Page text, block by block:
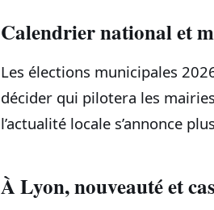
Calendrier national et
Les élections municipales
décider qui pilotera les
l’actualité locale s’annonce
À Lyon, nouveauté et